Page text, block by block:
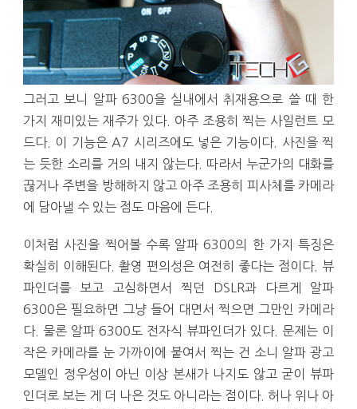
그러고 보니 알파 6300을 실내에서 취재용으로 쓸 때 한
가지 재미있는 재주가 있다. 아주 조용히 찍는 사일런트 모
드다. 이 기능은 A7 시리즈에도 넣은 기능이다. 사진을 찍
는 듯한 소리를 거의 내지 않는다. 따라서 누군가의 대화를
끊거나 주변을 방해하지 않고 아주 조용히 피사체를 카메라
에 담아낼 수 있는 점도 마음에 든다.
이처럼 사진을 찍어볼 수록 알파 6300의 한 가지 특징은
확실히 이해된다. 촬영 편의성은 여전히 좋다는 점이다. 뷰
파인더를 보고 고심하면서 찍던 DSLR과 다르게 알파
6300은 필요하면 그냥 들어 대면서 찍으면 그만인 카메라
다. 물론 알파 6300도 전자식 뷰파인더가 있다. 문제는 이
작은 카메라를 눈 가까이에 붙여서 찍는 건 소니 알파 광고
모델인 정우성이 아닌 이상 본새가 나지도 않고 굳이 뷰파
인더로 보는 게 더 나은 것도 아니라는 점이다. 허나 위나 아